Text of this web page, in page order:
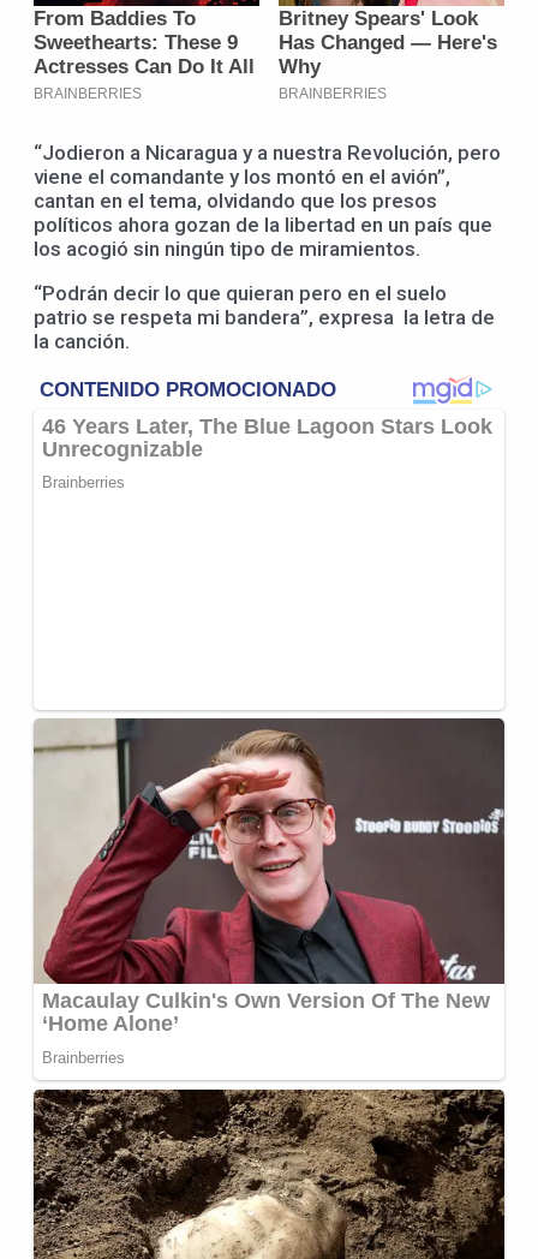
“Jodieron a Nicaragua y a nuestra Revolución, pero
viene el comandante y los montó en el avión”,
cantan en el tema, olvidando que los presos
políticos ahora gozan de la libertad en un país que
los acogió sin ningún tipo de miramientos.
“Podrán decir lo que quieran pero en el suelo
patrio se respeta mi bandera”, expresa la letra de
la canción.